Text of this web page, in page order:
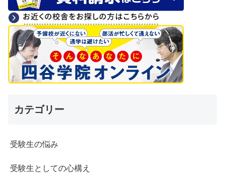
カテゴリー
受験生の悩み
受験生としての心構え